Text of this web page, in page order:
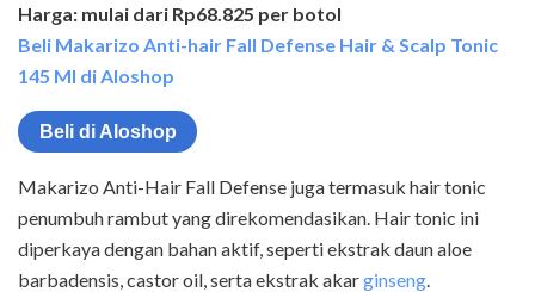
Harga: mulai dari Rp68.825 per botol
Beli Makarizo Anti-hair Fall Defense Hair & Scalp Tonic
145 Ml di Aloshop
Beli di Aloshop
Makarizo Anti-Hair Fall Defense juga termasuk hair tonic
penumbuh rambut yang direkomendasikan. Hair tonic ini
diperkaya dengan bahan aktif, seperti ekstrak daun aloe
barbadensis, castor oil, serta ekstrak akarginseng